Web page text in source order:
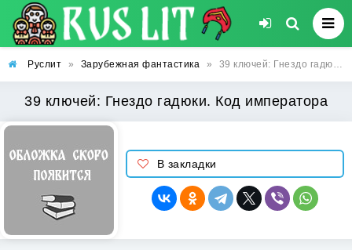
Руслит » Зарубежная фантастика » 39 ключей: Гнездо гадюки. Код императора
39 ключей: Гнездо гадюки. Код императора
В закладки